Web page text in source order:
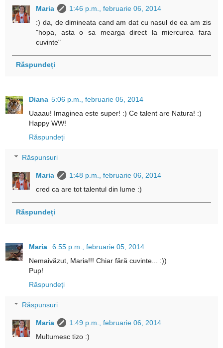
Maria
1:46 p.m., februarie 06, 2014
:) da, de dimineata cand am dat cu nasul de ea am zis
"hopa, asta o sa mearga direct la miercurea fara
cuvinte"
Răspundeți
Diana 5:06 p.m., februarie 05, 2014
Uaaau! Imaginea este super! :) Ce talent are Natura! :)
Happy WW!
Răspundeți
Răspunsuri
Maria
1:48 p.m., februarie 06, 2014
cred ca are tot talentul din lume :)
Răspundeți
Maria
6:55 p.m., februarie 05, 2014
Nemaivăzut, Maria!!! Chiar fără cuvinte... :))
Pup!
Răspundeți
Răspunsuri
Maria
1:49 p.m., februarie 06, 2014
Multumesc tizo :)